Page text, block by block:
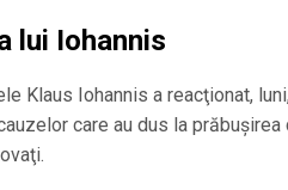
lui Iohannis
Klaus Iohannis a reacţionat,
care au dus la